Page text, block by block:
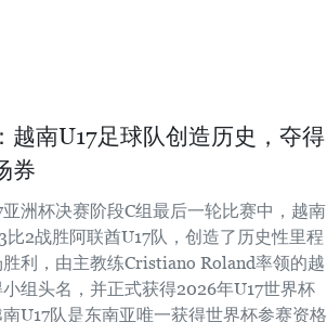
越南U17足球队创造历史，夺得
券
洲杯决赛阶段C组最后一轮比赛中，越南
比2战胜阿联酋U17队，创造了历史性里程
利，由主教练Cristiano Roland率领的越
组头名，并正式获得2026年U17世界杯
U17队是东南亚唯一获得世界杯参赛资格